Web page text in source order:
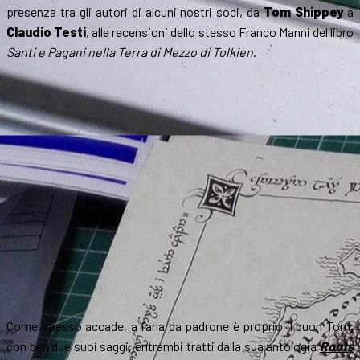
presenza tra gli autori di alcuni nostri soci, daTom Shippeya
Claudio Testi, alle recensioni dello stesso Franco Manni del libro
Santi e Pagani nella Terra di Mezzo di Tolkien.
Come spesso accade, a farla da padrone è proprio il buon Tom,
con ben due suoi saggi, entrambi tratti dalla sua antologiaRoots